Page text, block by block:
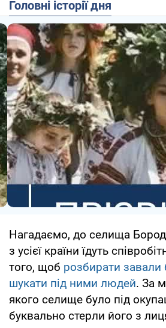
Головні історії дня
Нагадаємо, до селища
з усієї країни їдуть
того, щоб розбирати завали
шукати під ними людей. За
якого селище було під
буквально стерли його з